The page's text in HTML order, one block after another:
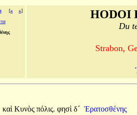
[« »]
HODOI
Du
Strabon,
καὶ Κυνὸς πόλις. φησὶ δ´ Ἐρατοσθένης